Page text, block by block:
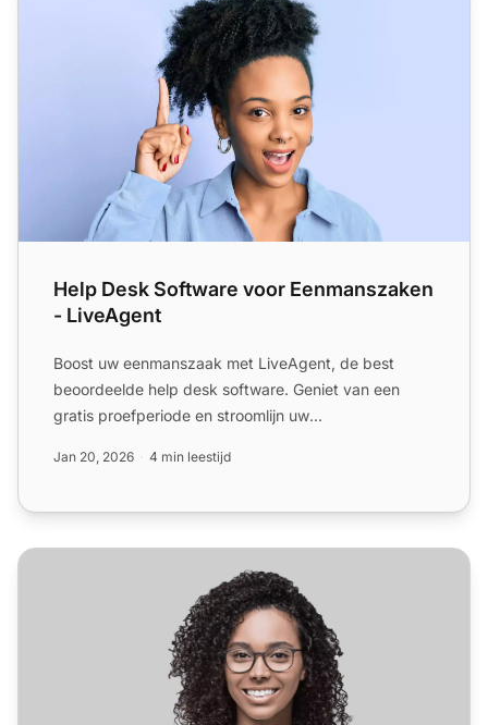
Help Desk Software voor Eenmanszaken
- LiveAgent
Boost uw eenmanszaak met LiveAgent, de best
beoordeelde help desk software. Geniet van een
gratis proefperiode en stroomlijn uw
Jan 20, 2026 4 min leestijd
Helpdesk Software voor Retailindustrie